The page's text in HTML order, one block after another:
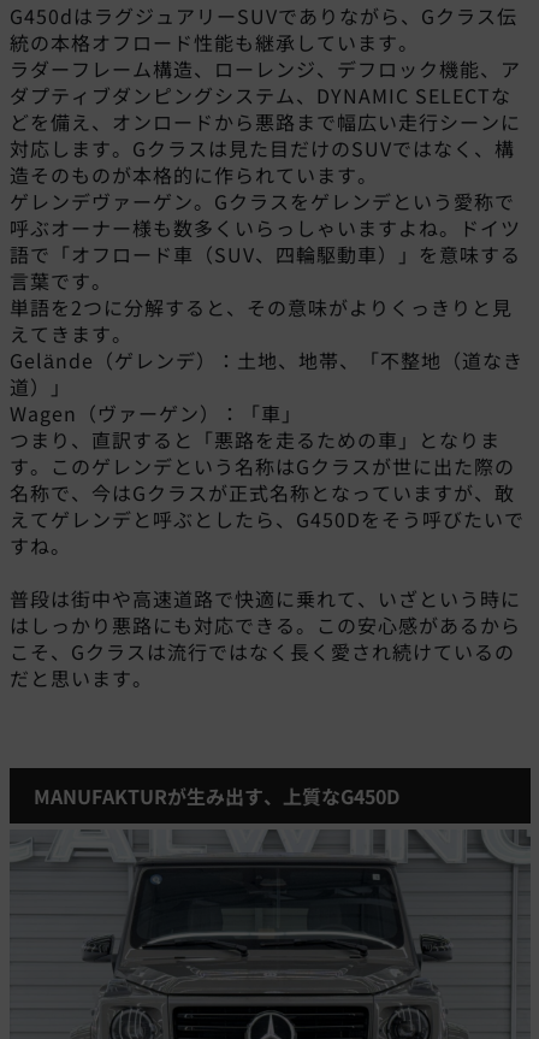
G450dはラグジュアリーSUVでありながら、Gクラス伝
統の本格オフロード性能も継承しています。
ラダーフレーム構造、ローレンジ、デフロック機能、ア
ダプティブダンピングシステム、DYNAMIC SELECTな
どを備え、オンロードから悪路まで幅広い走行シーンに
対応します。Gクラスは見た目だけのSUVではなく、構
造そのものが本格的に作られています。
ゲレンデヴァーゲン。Gクラスをゲレンデという愛称で
呼ぶオーナー様も数多くいらっしゃいますよね。ドイツ
語で「オフロード車（SUV、四輪駆動車）」を意味する
言葉です。
単語を2つに分解すると、その意味がよりくっきりと見
えてきます。
Gelände（ゲレンデ）：土地、地帯、「不整地（道なき
道）」
Wagen（ヴァーゲン）：「車」
つまり、直訳すると「悪路を走るための車」となりま
す。このゲレンデという名称はGクラスが世に出た際の
名称で、今はGクラスが正式名称となっていますが、敢
えてゲレンデと呼ぶとしたら、G450Dをそう呼びたいで
すね。
普段は街中や高速道路で快適に乗れて、いざという時に
はしっかり悪路にも対応できる。この安心感があるから
こそ、Gクラスは流行ではなく長く愛され続けているの
だと思います。
MANUFAKTURが生み出す、上質なG450D